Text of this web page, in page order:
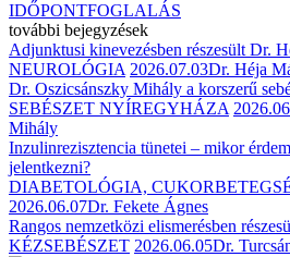
IDŐPONTFOGLALÁS
további bejegyzések
Adjunktusi kinevezésben részesült Dr.
NEUROLÓGIA 2026.07.03Dr. Héja
Dr. Oszicsánszky Mihály a korszerű
SEBÉSZET NYÍREGYHÁZA
Mihály
Inzulinrezisztencia tünetei – mikor
jelentkezni?
DIABETOLÓGIA,
2026.06.07Dr. Fekete Ágnes
Rangos nemzetközi elismerésben
KÉZSEBÉSZET 2026.06.05Dr.